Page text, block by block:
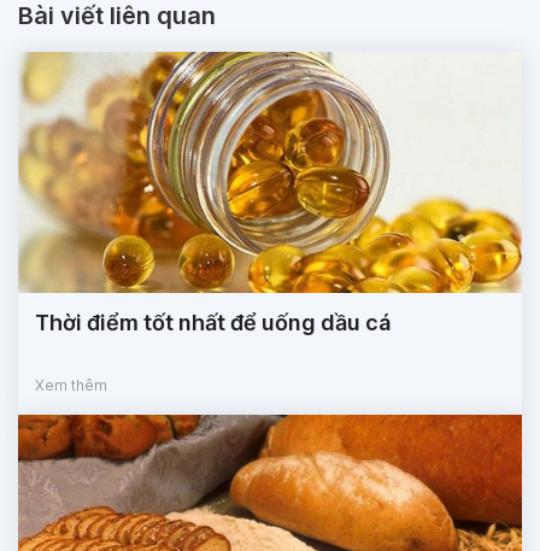
Bài viết liên quan
Thời điểm tốt nhất để uống dầu cá
Xem thêm